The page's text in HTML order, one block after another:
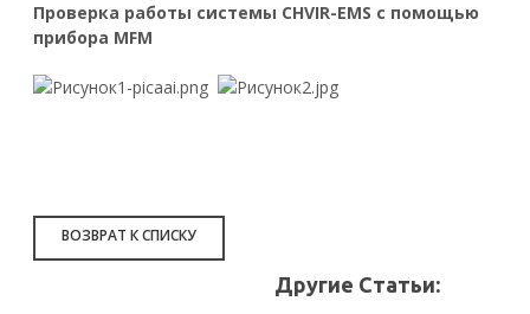
Проверка работы системы CHVIR-EMS с помощью
прибора MFM
ВОЗВРАТ К СПИСКУ
Другие Статьи: